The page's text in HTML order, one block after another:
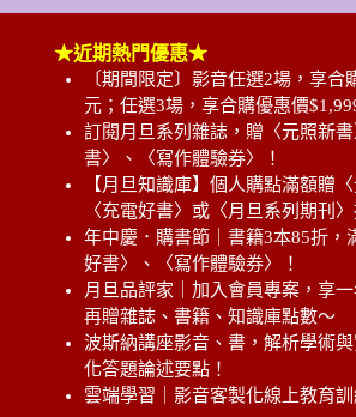
★近期熱門優惠★
〔期間限定〕影音任選2場，享合
元；任選3場，享合購優惠價
訂閱月旦系列雜誌，贈〈元照新
書〉、〈寫作體驗券〉！
【月旦知識庫】個人購點滿額贈
〈充電好書〉或〈月旦系列期刊〉
年中慶．購書節｜書籍3本85折，
好書〉、〈寫作體驗券〉！
月旦品評家｜加入會員專案，享一
再贈雜誌、書籍、知識庫點數～
波斯納講座影音、書，解析學術
化答題論述要點！
雲端學習｜影音客製化線上教育